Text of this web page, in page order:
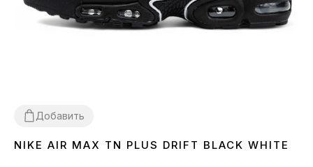
Добавить
4244
NIKE AIR MAX TN PLUS DRIFT BLACK WHITE